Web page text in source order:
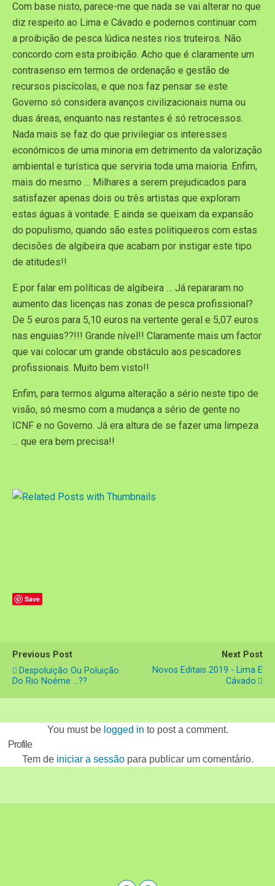
Com base nisto, parece-me que nada se vai alterar no que
diz respeito ao Lima e Cávado e podemos continuar com
a proibição de pesca lúdica nestes rios truteiros. Não
concordo com esta proibição. Acho que é claramente um
contrasenso em termos de ordenação e gestão de
recursos piscícolas, e que nos faz pensar se este
Governo só considera avanços civilizacionais numa ou
duas áreas, enquanto nas restantes é só retrocessos.
Nada mais se faz do que privilegiar os interesses
económicos de uma minoria em detrimento da valorização
ambiental e turística que serviria toda uma maioria. Enfim,
mais do mesmo … Milhares a serem prejudicados para
satisfazer apenas dois ou três artistas que exploram
estas águas à vontade. E ainda se queixam da expansão
do populismo, quando são estes politiqueiros com estas
decisões de algibeira que acabam por instigar este tipo
de atitudes!!
E por falar em políticas de algibeira … Já repararam no
aumento das licenças nas zonas de pesca profissional?
De 5 euros para 5,10 euros na vertente geral e 5,07 euros
nas enguias??!!! Grande nível!! Claramente mais um factor
que vai colocar um grande obstáculo aos pescadores
profissionais. Muito bem visto!!
Enfim, para termos alguma alteração a sério neste tipo de
visão, só mesmo com a mudança a sério de gente no
ICNF e no Governo. Já era altura de se fazer uma limpeza
… que era bem precisa!!
Save
Previous Post
Despoluição Ou Poluição
Do Rio Noéme ...??
Next Post
Novos Editais 2019 - Lima E
Cávado
You must be logged in to post a comment.
Profile
Tem de iniciar a sessãopara publicar um comentário.